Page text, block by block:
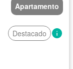
Apartamento
Destacado